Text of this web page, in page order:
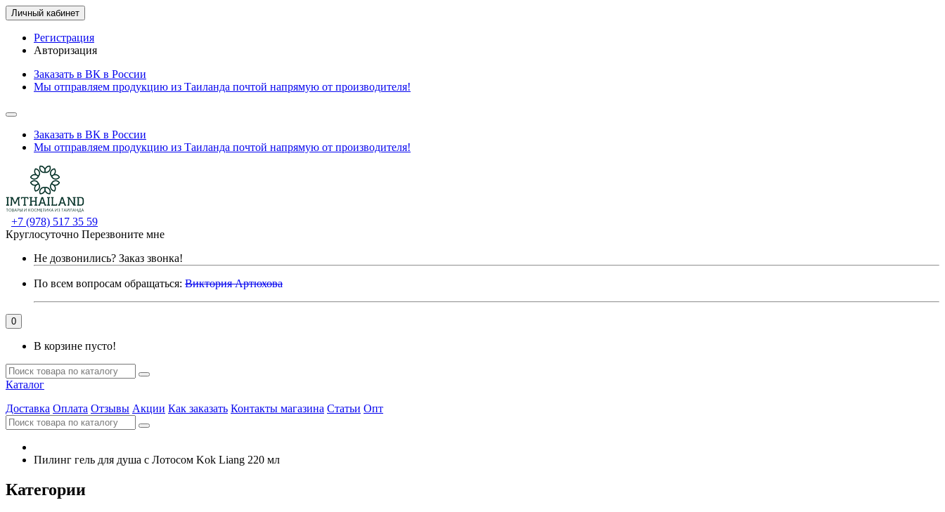
Личный кабинет
Регистрация
Авторизация
Заказать в ВК в России
Мы отправляем продукцию из Таиланда почтой напрямую от производителя!
Заказать в ВК в России
Мы отправляем продукцию из Таиланда почтой напрямую от производителя!
+7 (978) 517 35 59
Круглосуточно Перезвоните мне
Не дозвонились? Заказ звонка!
По всем вопросам обращаться: Виктория Артюхова
0
В корзине пусто!
Каталог
Доставка Оплата Отзывы Акции Как заказать Контакты магазина Статьи Опт
Пилинг гель для душа с Лотосом Kok Liang 220 мл
Категории